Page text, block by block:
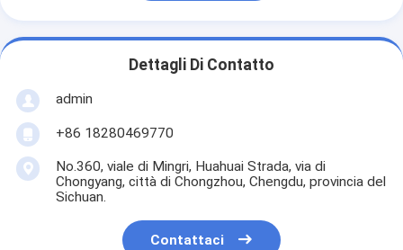
Dettagli Di Contatto
admin
+86 18280469770
No.360, viale di Mingri, Huahuai Strada, via di
Chongyang, città di Chongzhou, Chengdu, provincia del
Sichuan.
Contattaci